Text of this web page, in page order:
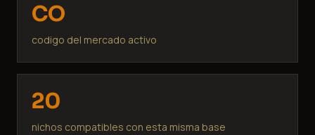
CO
codigo del mercado activo
20
nichos compatibles con esta misma base